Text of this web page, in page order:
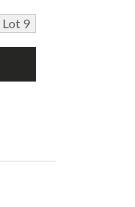
Lot 9